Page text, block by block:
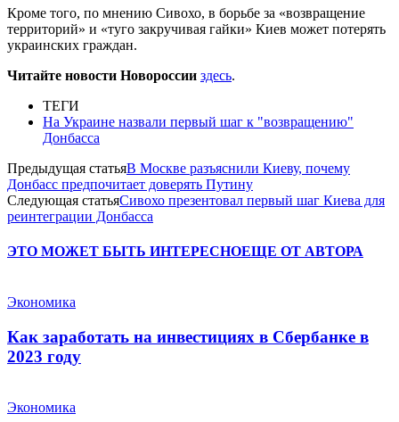
Кроме того, по мнению Сивохо, в борьбе за «возвращение
территорий» и «туго закручивая гайки» Киев может потерять
украинских граждан.
Читайте новости Новороссии здесь.
ТЕГИ
На Украине назвали первый шаг к "возвращению"
Донбасса
Предыдущая статьяВ Москве разъяснили Киеву, почему
Донбасс предпочитает доверять Путину
Следующая статьяСивохо презентовал первый шаг Киева для
реинтеграции Донбасса
ЭТО МОЖЕТ БЫТЬ ИНТЕРЕСНОЕЩЕ ОТ АВТОРА
Экономика
Как заработать на инвестициях в Сбербанке в
2023 году
Экономика